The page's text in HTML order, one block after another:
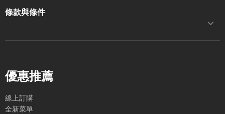
條款與條件
優惠推薦
線上訂購
全新菜單